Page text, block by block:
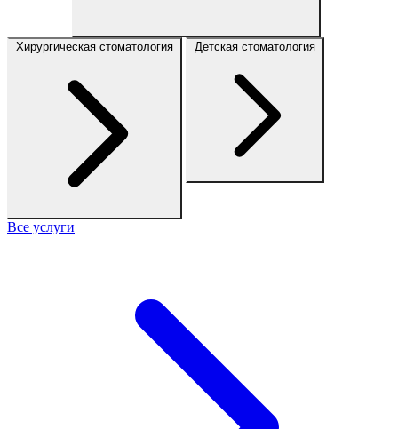
Хирургическая стоматология Детская стоматология
Все услуги